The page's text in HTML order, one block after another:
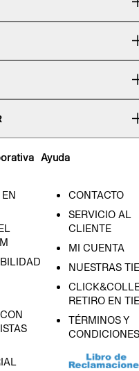
Ayuda
CONTACTO
SERVICIO AL
CLIENTE
MI CUENTA
NUESTRAS
RETIRO EN
TÉRMINOS Y
CONDICIONES